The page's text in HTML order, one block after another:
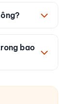
in trên vé
giữ;
hỗ trợ đối
nhận lại.
trực tiếp
bao
đến vài
sớm